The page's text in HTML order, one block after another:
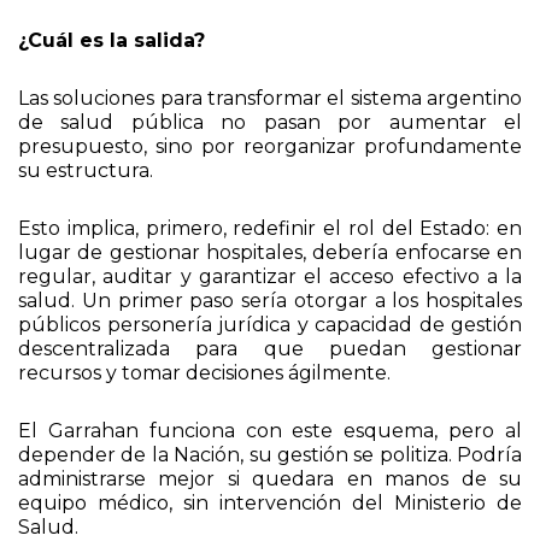
de salud pública no pasan por aumentar el
presupuesto, sino por reorganizar profundamente
su estructura.
lugar de gestionar hospitales, debería enfocarse en
regular, auditar y garantizar el acceso efectivo a la
salud. Un primer paso sería otorgar a los hospitales
públicos personería jurídica y capacidad de gestión
descentralizada para que puedan gestionar
recursos y tomar decisiones ágilmente.
depender de la Nación, su gestión se politiza. Podría
administrarse mejor si quedara en manos de su
equipo médico, sin intervención del Ministerio de
Salud.